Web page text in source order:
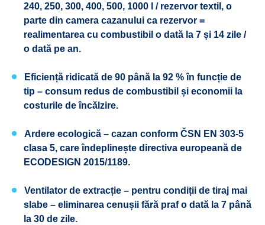
240, 250, 300, 400, 500, 1000 l / rezervor textil, o
parte din camera cazanului ca rezervor =
realimentarea cu combustibil o dată la 7 și 14 zile /
o dată pe an.
Eficiență ridicată de 90 până la 92 % în funcție de
tip – consum redus de combustibil și economii la
costurile de încălzire.
Ardere ecologică – cazan conform ČSN EN 303-5
clasa 5, care îndeplinește directiva europeană de
ECODESIGN 2015/1189.
Ventilator de extracție – pentru condiții de tiraj mai
slabe – eliminarea cenușii fără praf o dată la 7 până
la 30 de zile.